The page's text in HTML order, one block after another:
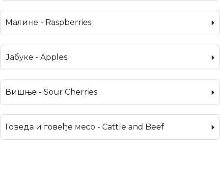
Малине - Raspberries
Јабуке - Apples
Вишње - Sour Cherries
Говеда и говеђе месо - Cattle and Beef